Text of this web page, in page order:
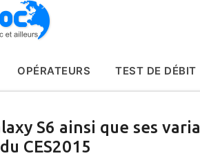
OPÉRATEURS TEST DE DÉBIT
S6 ainsi que ses
CES2015